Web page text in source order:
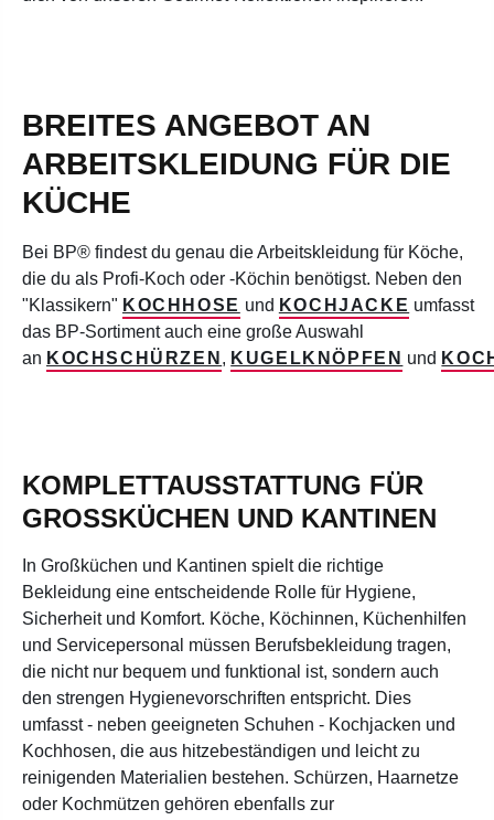
BREITES ANGEBOT AN
ARBEITSKLEIDUNG FÜR DIE
KÜCHE
Bei BP® findest du genau die Arbeitskleidung für Köche,
die du als Profi-Koch oder -Köchin benötigst. Neben den
"Klassikern" KOCHHOSE und KOCHJACKE umfasst
das BP-Sortiment auch eine große Auswahl
an KOCHSCHÜRZEN , KUGELKNÖPFEN und
KOMPLETTAUSSTATTUNG FÜR
GROSSKÜCHEN UND KANTINEN
In Großküchen und Kantinen spielt die richtige
Bekleidung eine entscheidende Rolle für Hygiene,
Sicherheit und Komfort. Köche, Köchinnen, Küchenhilfen
und Servicepersonal müssen Berufsbekleidung tragen,
die nicht nur bequem und funktional ist, sondern auch
den strengen Hygienevorschriften entspricht. Dies
umfasst - neben geeigneten Schuhen - Kochjacken und
Kochhosen, die aus hitzebeständigen und leicht zu
reinigenden Materialien bestehen. Schürzen, Haarnetze
oder Kochmützen gehören ebenfalls zur